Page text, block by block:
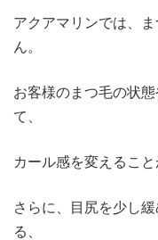
アクアマリンでは、
ん。
お客様のまつ毛の状
て、
カール感を変えるこ
さらに、目尻を少し
る、